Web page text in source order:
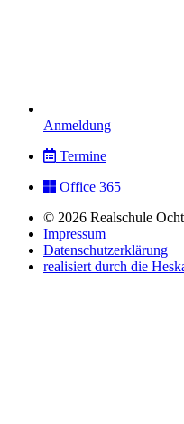
Anmeldung
Termine
Office 365
© 2026 Realschule
Impressum
Datenschutzerklärung
realisiert durch die